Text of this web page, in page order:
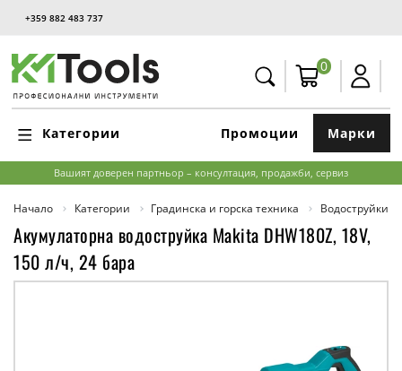
+359 882 483 737
0
Категории Марки
Промоции
Вашият доверен партньор – консултация, продажби, сервиз
Начало Категории Градинска и горска техника Водоструйки
Акумулаторна водоструйка Makita DHW180Z, 18V,
150 л/ч, 24 бара